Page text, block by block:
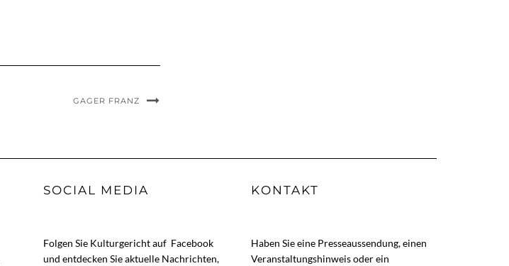
GAGER FRANZ
SOCIAL MEDIA
Folgen Sie Kulturgericht auf Facebook
und entdecken Sie aktuelle Nachrichten,
KONTAKT
Haben Sie eine Presseaussendung, einen
Veranstaltungshinweis oder ein